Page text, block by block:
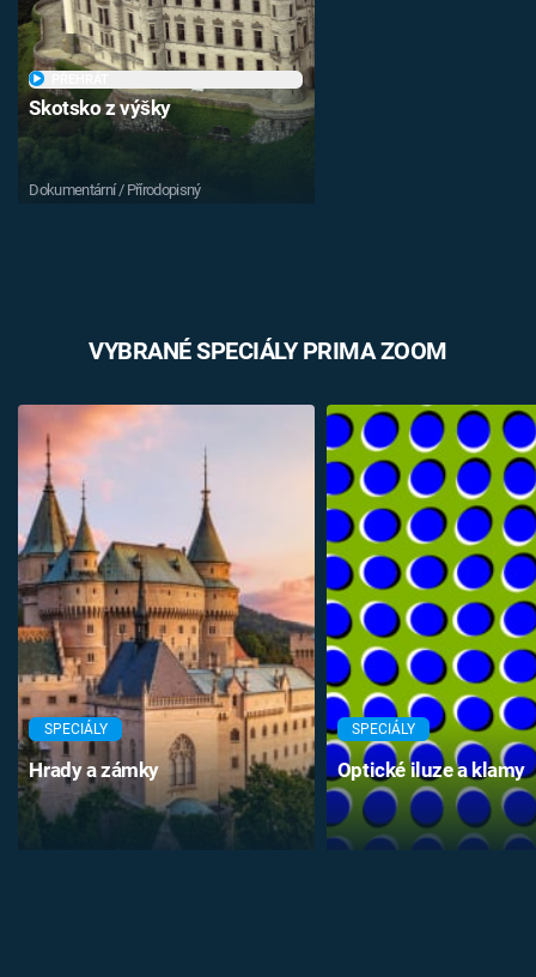
Skotsko z výšky
Dokumentární / Přírodopisný
VYBRANÉ SPECIÁLY PRIMA ZOOM
SPECIÁLY
Hrady a zámky
SPECIÁLY
Optické iluze a klamy